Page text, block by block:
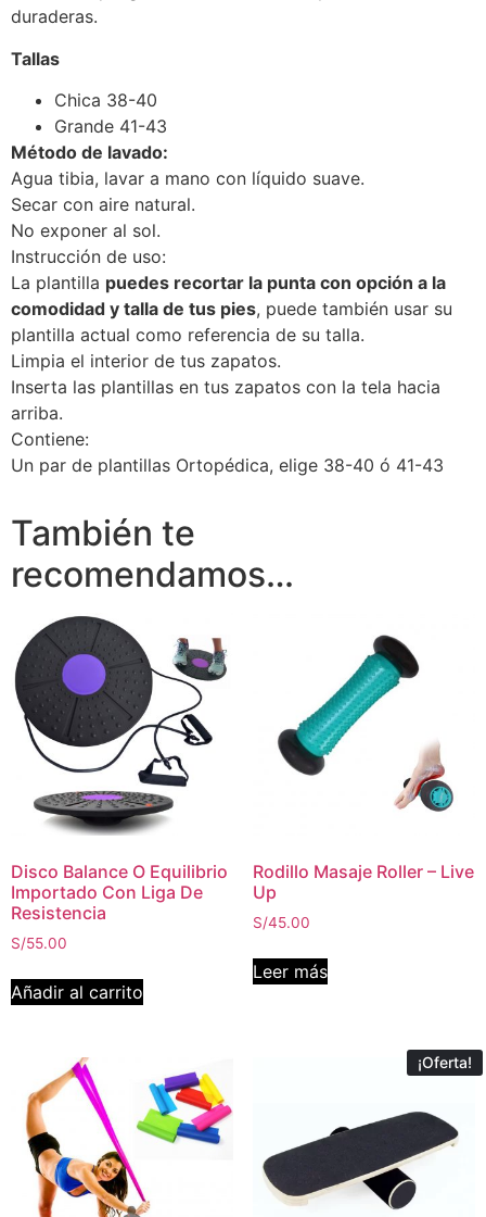
duraderas.
Tallas
Chica 38-40
Grande 41-43
Método de lavado:
Agua tibia, lavar a mano con líquido suave.
Secar con aire natural.
No exponer al sol.
Instrucción de uso:
La plantilla puedes recortar la punta con opción a la
comodidad y talla de tus pies, puede también usar su
plantilla actual como referencia de su talla.
Limpia el interior de tus zapatos.
Inserta las plantillas en tus zapatos con la tela hacia
arriba.
Contiene:
Un par de plantillas Ortopédica, elige 38-40 ó 41-43
También te
recomendamos…
Disco Balance O Equilibrio
Importado Con Liga De
Resistencia
S/55.00
Añadir al carrito
Rodillo Masaje Roller – Live
Up
S/45.00
Leer más
¡Oferta!